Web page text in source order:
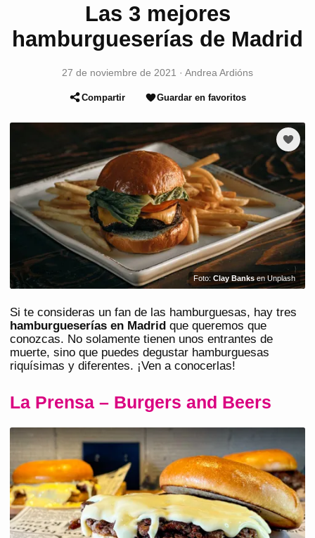
Las 3 mejores
hamburgueserías de Madrid
27 de noviembre de 2021 · Andrea Ardións
Compartir Guardar en favoritos
Foto: Clay Banksen Unplash
Si te consideras un fan de las hamburguesas, hay tres
hamburgueserías en Madrid que queremos que
conozcas. No solamente tienen unos entrantes de
muerte, sino que puedes degustar hamburguesas
riquísimas y diferentes. ¡Ven a conocerlas!
La Prensa – Burgers and Beers